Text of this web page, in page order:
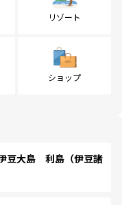
リゾート
ショップ
大島 利島（伊豆諸